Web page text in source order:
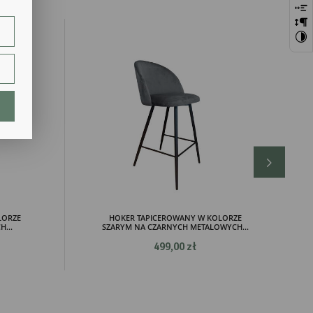
HOKER TAPICEROWANY W KOLORZE
SZARYM NA CZARNYCH METALOWYCH...
499,00 zł